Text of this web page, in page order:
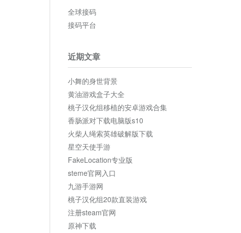
全球接码
接码平台
近期文章
小舞的身世背景
黄油游戏盒子大全
桃子汉化组移植的安卓游戏合集
香肠派对下载电脑版s10
火柴人绳索英雄破解版下载
星空天使手游
FakeLocation专业版
steme官网入口
九游手游网
桃子汉化组20款直装游戏
注册steam官网
原神下载